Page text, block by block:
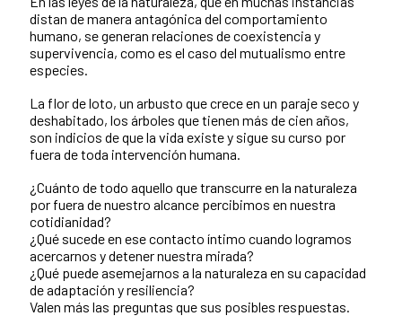
distan de manera antagónica del comportamiento
humano, se generan relaciones de coexistencia y
supervivencia, como es el caso del mutualismo entre
especies.
La flor de loto, un arbusto que crece en un paraje seco y
deshabitado, los árboles que tienen más de cien años,
son indicios de que la vida existe y sigue su curso por
fuera de toda intervención humana.
¿Cuánto de todo aquello que transcurre en la naturaleza
por fuera de nuestro alcance percibimos en nuestra
cotidianidad?
¿Qué sucede en ese contacto íntimo cuando logramos
acercarnos y detener nuestra mirada?
¿Qué puede asemejarnos a la naturaleza en su capacidad
de adaptación y resiliencia?
Valen más las preguntas que sus posibles respuestas.